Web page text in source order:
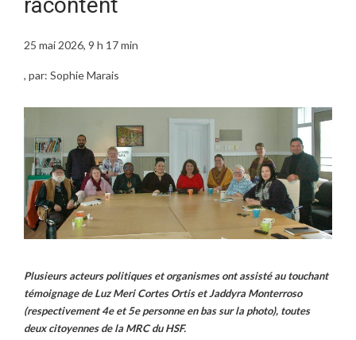
racontent
25 mai 2026, 9 h 17 min
, par: Sophie Marais
Plusieurs acteurs politiques et organismes ont assisté au touchant
témoignage de Luz Meri Cortes Ortis et Jaddyra Monterroso
(respectivement 4e et 5e personne en bas sur la photo), toutes
deux citoyennes de la MRC du HSF.